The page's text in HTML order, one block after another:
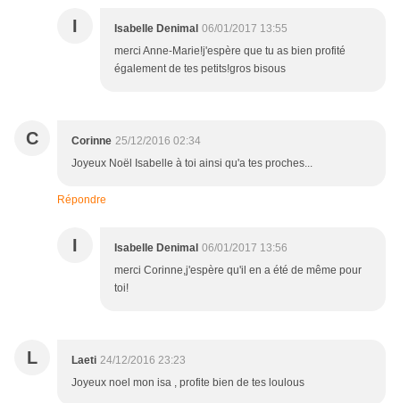
I Isabelle Denimal 06/01/2017 13:55
merci Anne-Marie!j'espère que tu as bien profité
également de tes petits!gros bisous
C Corinne 25/12/2016 02:34
Joyeux Noël Isabelle à toi ainsi qu'a tes proches...
Répondre
I Isabelle Denimal 06/01/2017 13:56
merci Corinne,j'espère qu'il en a été de même pour
toi!
L Laeti 24/12/2016 23:23
Joyeux noel mon isa , profite bien de tes loulous